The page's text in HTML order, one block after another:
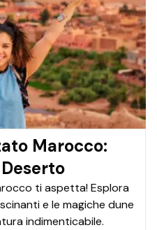
Marocco:
ti aspetta! Esplora
e le magiche dune
indimenticabile.